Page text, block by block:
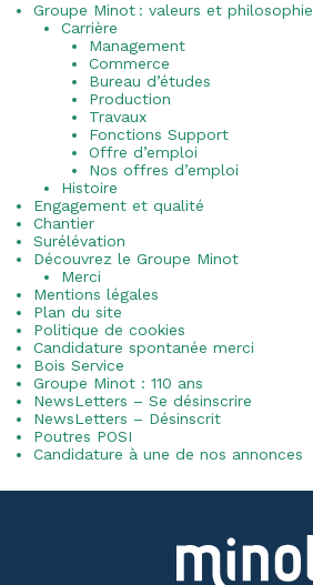
Groupe Minot : valeurs et philosophie
Carrière
Management
Commerce
Bureau d’études
Production
Travaux
Fonctions Support
Offre d’emploi
Nos offres d’emploi
Histoire
Engagement et qualité
Chantier
Surélévation
Découvrez le Groupe Minot
Merci
Mentions légales
Plan du site
Politique de cookies
Candidature spontanée merci
Bois Service
Groupe Minot : 110 ans
NewsLetters – Se désinscrire
NewsLetters – Désinscrit
Poutres POSI
Candidature à une de nos annonces